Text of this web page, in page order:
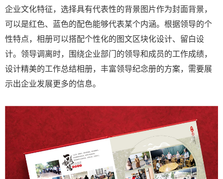
企业文化特征，选择具有代表性的背景图片作为封面背景，
可以是红色、蓝色的配色能够代表某个内涵。根据领导的个
性特点，相册可以搭配个性化的图文区块化设计、留白设
计。领导调离时，围绕企业部门的领导和成员的工作成绩，
设计精美的工作总结相册，丰富领导纪念册的方案，需要展
示出企业发展更多的信息。